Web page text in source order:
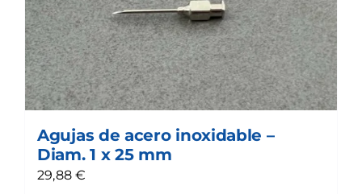
Agujas de acero inoxidable –
Diam. 1 x 25 mm
29,88€